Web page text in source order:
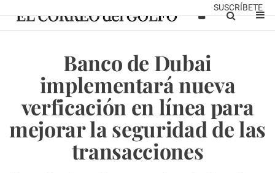
SUSCRÍBETE
Banco de Dubai
implementará nueva
verficación en línea para
mejorar la seguridad de las
transacciones